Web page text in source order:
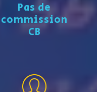
Pas de
commission
CB